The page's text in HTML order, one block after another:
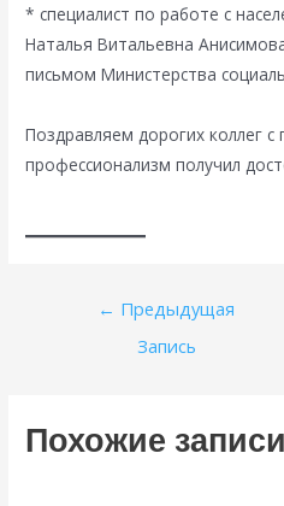
* специалист по работе с
Наталья Витальевна
письмом Министерства
Поздравляем дорогих коллег
профессионализм получил
Навигация
← Предыдущая
Запись
Похожие записи